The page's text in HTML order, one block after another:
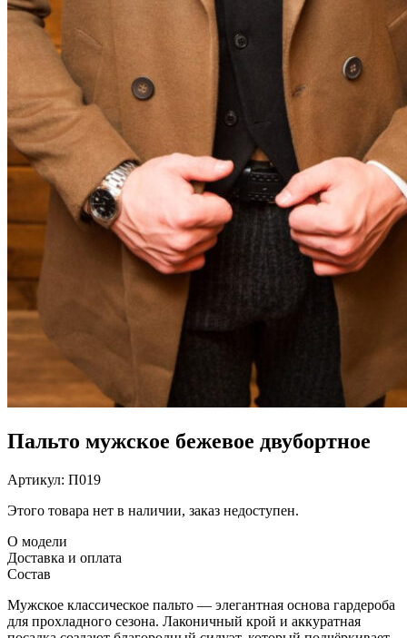
Пальто мужское бежевое двубортное
Артикул: П019
Этого товара нет в наличии, заказ недоступен.
О модели
Доставка и оплата
Состав
Мужское классическое пальто — элегантная основа гардероба
для прохладного сезона. Лаконичный крой и аккуратная